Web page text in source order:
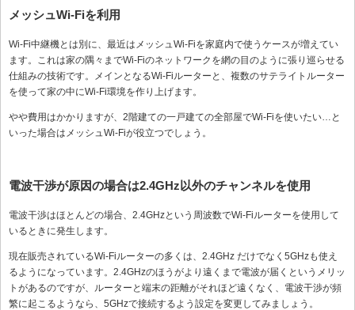
メッシュWi-Fiを利用
Wi-Fi中継機とは別に、最近はメッシュWi-Fiを家庭内で使うケースが増えてい
ます。これは家の隅々までWi-Fiのネットワークを網の目のように張り巡らせる
仕組みの技術です。メインとなるWi-Fiルーターと、複数のサテライトルーター
を使って家の中にWi-Fi環境を作り上げます。
やや費用はかかりますが、2階建ての一戸建ての全部屋でWi-Fiを使いたい…と
いった場合はメッシュWi-Fiが役立つでしょう。
電波干渉が原因の場合は2.4GHz以外のチャンネルを使用
電波干渉はほとんどの場合、2.4GHzという周波数でWi-Fiルーターを使用して
いるときに発生します。
現在販売されているWi-Fiルーターの多くは、2.4GHz だけでなく5GHzも使え
るようになっています。2.4GHzのほうがより遠くまで電波が届くというメリッ
トがあるのですが、ルーターと端末の距離がそれほど遠くなく、電波干渉が頻
繁に起こるようなら、5GHzで接続するよう設定を変更してみましょう。